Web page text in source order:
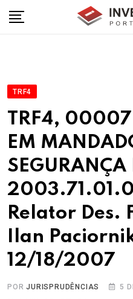
TRF4
TRF4, 00007
EM
SEGURANÇA
Relator Des.
Ilan
12/18/2007
PORJURISPRUDÊNCIAS
5